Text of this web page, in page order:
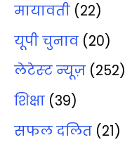
मायावती (22)
यूपी चुनाव (20)
लेटेस्‍ट न्‍यूज़ (252)
शिक्षा (39)
सफल दलित (21)